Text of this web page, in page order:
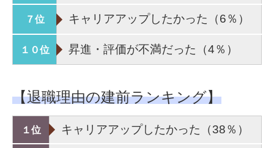
７位 キャリアアップしたかった（6％）
１０位 昇進・評価が不満だった（4％）
【退職理由の建前ランキング】
１位 キャリアアップしたかった（38％）